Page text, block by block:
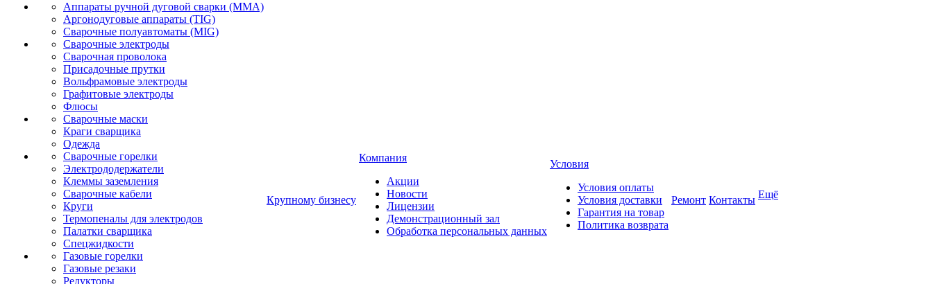
Аппараты ручной дуговой сварки (MMA)
Аргонодуговые аппараты (TIG)
Сварочные полуавтоматы (MIG)
Сварочные электроды
Сварочная проволока
Присадочные прутки
Вольфрамовые электроды
Графитовые электроды
Флюсы
Сварочные маски
Краги сварщика
Одежда
Сварочные горелки
Электрододержатели
Клеммы заземления
Сварочные кабели
Круги
Термопеналы для электродов
Палатки сварщика
Спецжидкости
Газовые горелки
Газовые резаки
Редукторы
Крупному бизнесу
Компания
Акции
Новости
Лицензии
Демонстрационный зал
Обработка персональных данных
Условия
Условия оплаты
Условия доставки
Гарантия на товар
Политика возврата
Ремонт Контакты Ещё